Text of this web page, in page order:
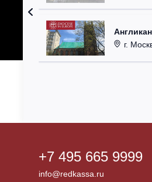
г.
+7 495 665 9999
info@redkassa.ru